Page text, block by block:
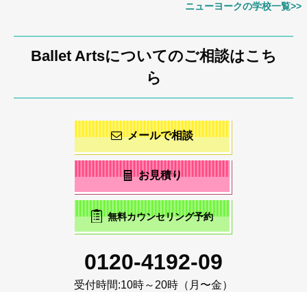
ニューヨークの学校一覧>>
Ballet Artsについてのご相談はこち
ら
メールで相談
お見積り
無料カウンセリング予約
0120-4192-09
受付時間:10時～20時（月〜金）